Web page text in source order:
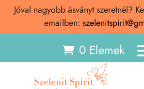
Jóval nagyobb ásványt szeretnél?
emailben:
0 Elemek